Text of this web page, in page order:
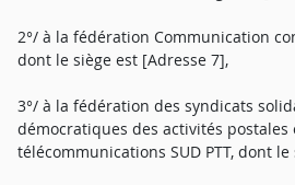
2°/ à la fédération Communication
dont le siège est [Adresse 7],
3°/ à la fédération des syndicats
démocratiques des activités postales
télécommunications SUD PTT, dont